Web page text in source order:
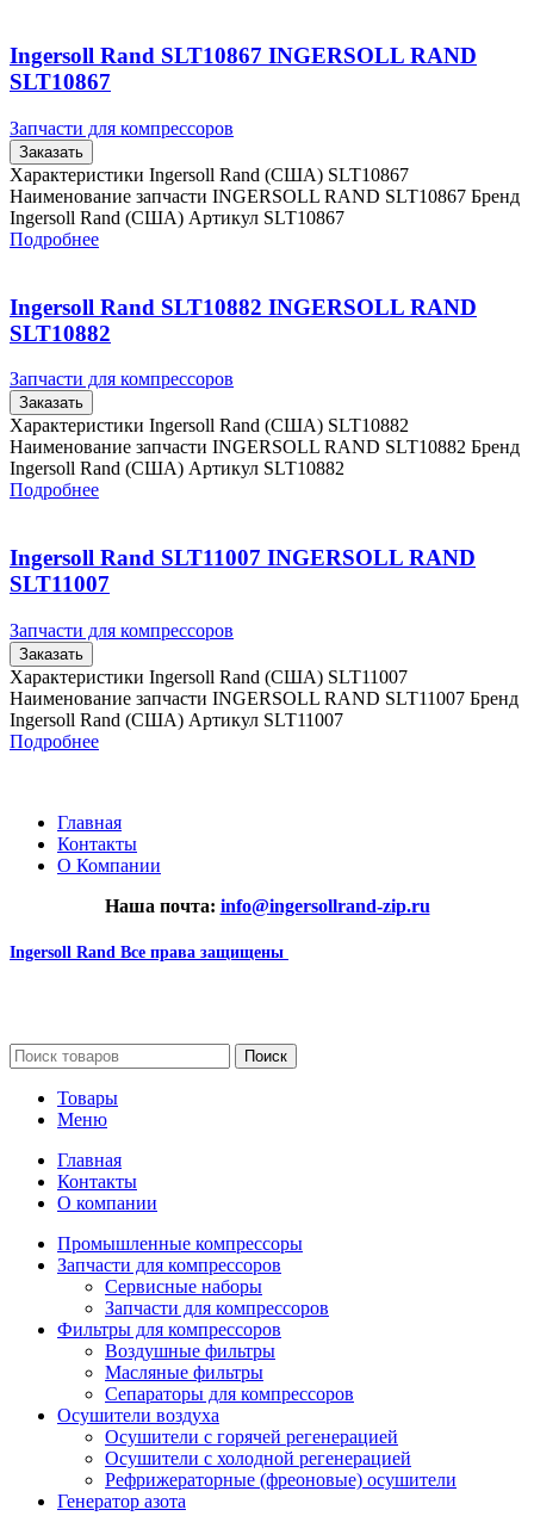
Ingersoll Rand SLT10867 INGERSOLL RAND
SLT10867
Запчасти для компрессоров
Заказать
Характеристики Ingersoll Rand (США) SLT10867
Наименование запчасти INGERSOLL RAND SLT10867 Бренд
Ingersoll Rand (США) Артикул SLT10867
Подробнее
Ingersoll Rand SLT10882 INGERSOLL RAND
SLT10882
Запчасти для компрессоров
Заказать
Характеристики Ingersoll Rand (США) SLT10882
Наименование запчасти INGERSOLL RAND SLT10882 Бренд
Ingersoll Rand (США) Артикул SLT10882
Подробнее
Ingersoll Rand SLT11007 INGERSOLL RAND
SLT11007
Запчасти для компрессоров
Заказать
Характеристики Ingersoll Rand (США) SLT11007
Наименование запчасти INGERSOLL RAND SLT11007 Бренд
Ingersoll Rand (США) Артикул SLT11007
Подробнее
Главная
Контакты
О Компании
Наша почта: info@ingersollrand-zip.ru
Ingersoll Rand Все права защищены
Поиск
Товары
Меню
Главная
Контакты
О компании
Промышленные компрессоры
Запчасти для компрессоров
Сервисные наборы
Запчасти для компрессоров
Фильтры для компрессоров
Воздушные фильтры
Масляные фильтры
Сепараторы для компрессоров
Осушители воздуха
Осушители с горячей регенерацией
Осушители с холодной регенерацией
Рефрижераторные (фреоновые) осушители
Генератор азота